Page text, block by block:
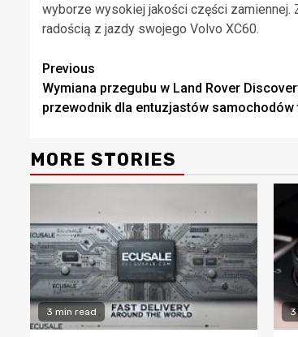
wyborze wysokiej jakości części zamiennej.
radością z jazdy swojego Volvo XC60.
Continue
Reading
Previous
Wymiana przegubu w Land Rover
przewodnik dla entuzjastów samochodów
MORE STORIES
3 min read 3